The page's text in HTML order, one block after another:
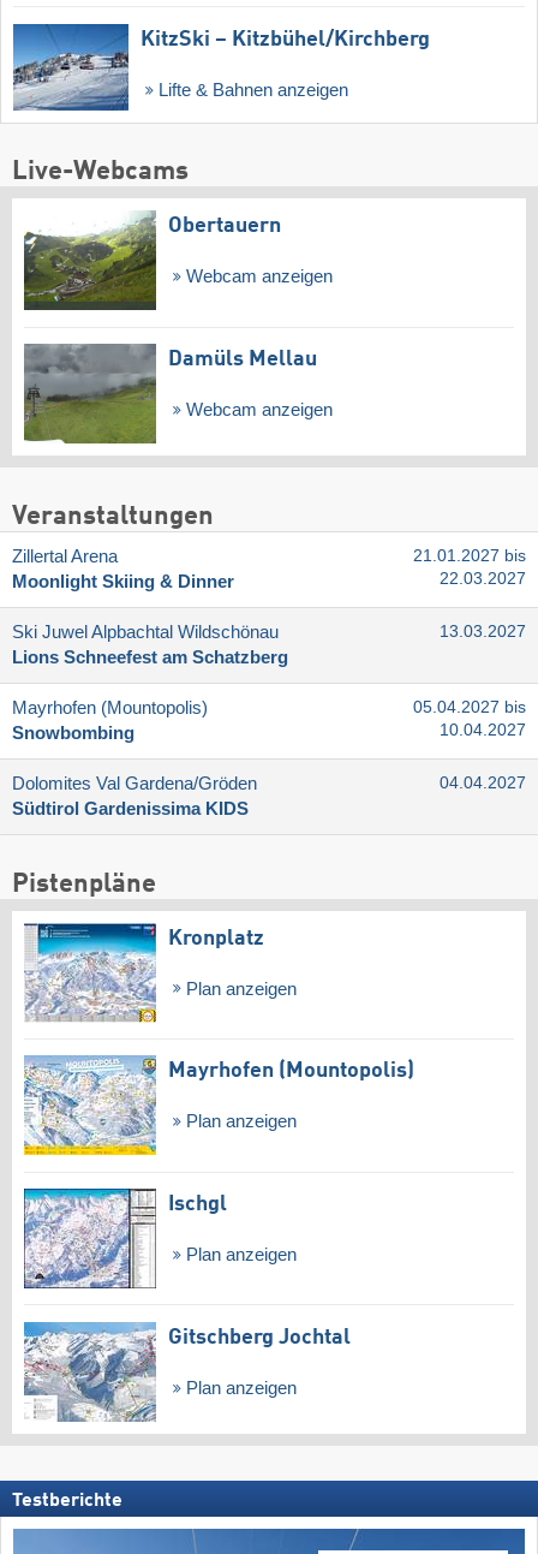
KitzSki – Kitzbühel/​Kirchberg
Lifte & Bahnen anzeigen
Live-Webcams
Obertauern
Webcam anzeigen
Damüls Mellau
Webcam anzeigen
Veranstaltungen
Zillertal Arena
Moonlight Skiing & Dinner
21.01.2027 bis
22.03.2027
Ski Juwel Alpbachtal Wildschönau
Lions Schneefest am Schatzberg
13.03.2027
Mayrhofen (Mountopolis)
Snowbombing
05.04.2027 bis
10.04.2027
Dolomites Val Gardena/​Gröden
Südtirol Gardenissima KIDS
04.04.2027
Pistenpläne
Kronplatz
Plan anzeigen
Mayrhofen (Mountopolis)
Plan anzeigen
Ischgl
Plan anzeigen
Gitschberg Jochtal
Plan anzeigen
Testberichte